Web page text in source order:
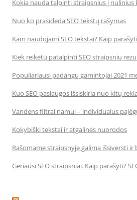
Kokia nauda talpinti straipsnius į nulinius
Nuo ko prasideda SEO tekstų rašymas
Kam naudojami SEO tekstai? Kaip
Kiek reikėtų patalpinti SEO straipsnių
Populiariausi padangų gamintojai 2021
Kuo SEO paslaugos išsiskiria nuo kitų
Vandens filtrai namui – individualus
Kokybiški tekstai ir atgalinės nuorodos
Rašomame straipsnyje galima išsiversti ir
Geriausi SEO straipsniai. Kaip parašyti?